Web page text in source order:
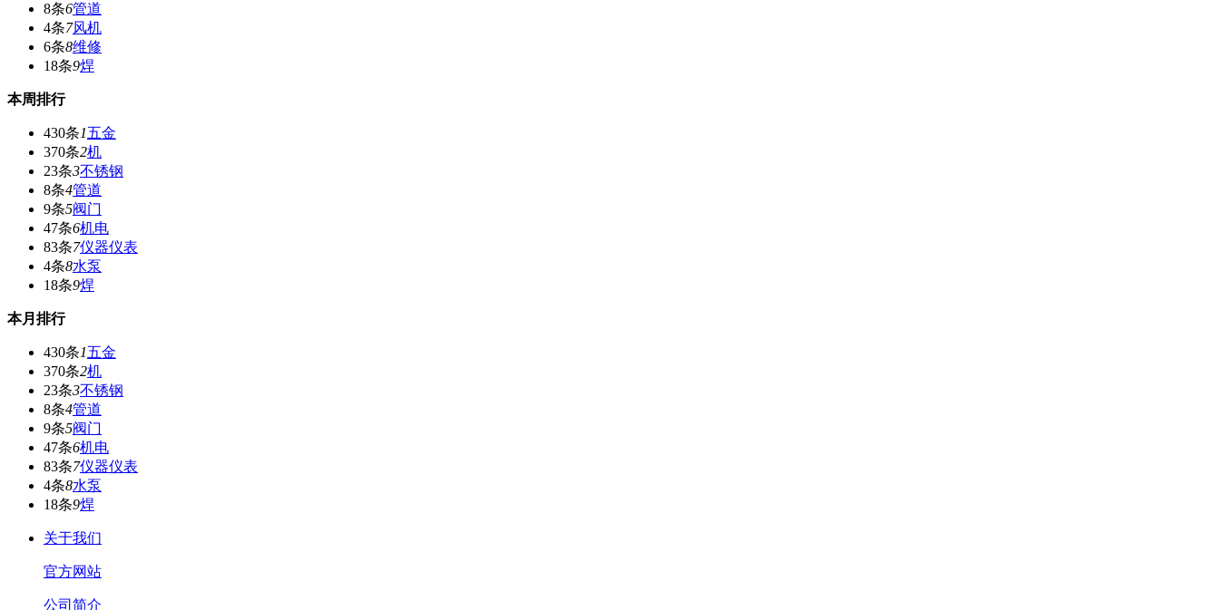
8条6管道
4条7风机
6条8维修
18条9焊
本周排行
430条1五金
370条2机
23条3不锈钢
8条4管道
9条5阀门
47条6机电
83条7仪器仪表
4条8水泵
18条9焊
本月排行
430条1五金
370条2机
23条3不锈钢
8条4管道
9条5阀门
47条6机电
83条7仪器仪表
4条8水泵
18条9焊
关于我们
官方网站
公司简介